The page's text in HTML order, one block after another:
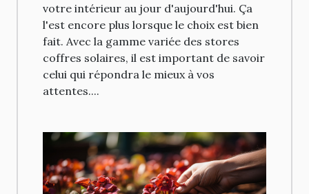
votre intérieur au jour d'aujourd'hui. Ça
l'est encore plus lorsque le choix est bien
fait. Avec la gamme variée des stores
coffres solaires, il est important de savoir
celui qui répondra le mieux à vos
attentes....